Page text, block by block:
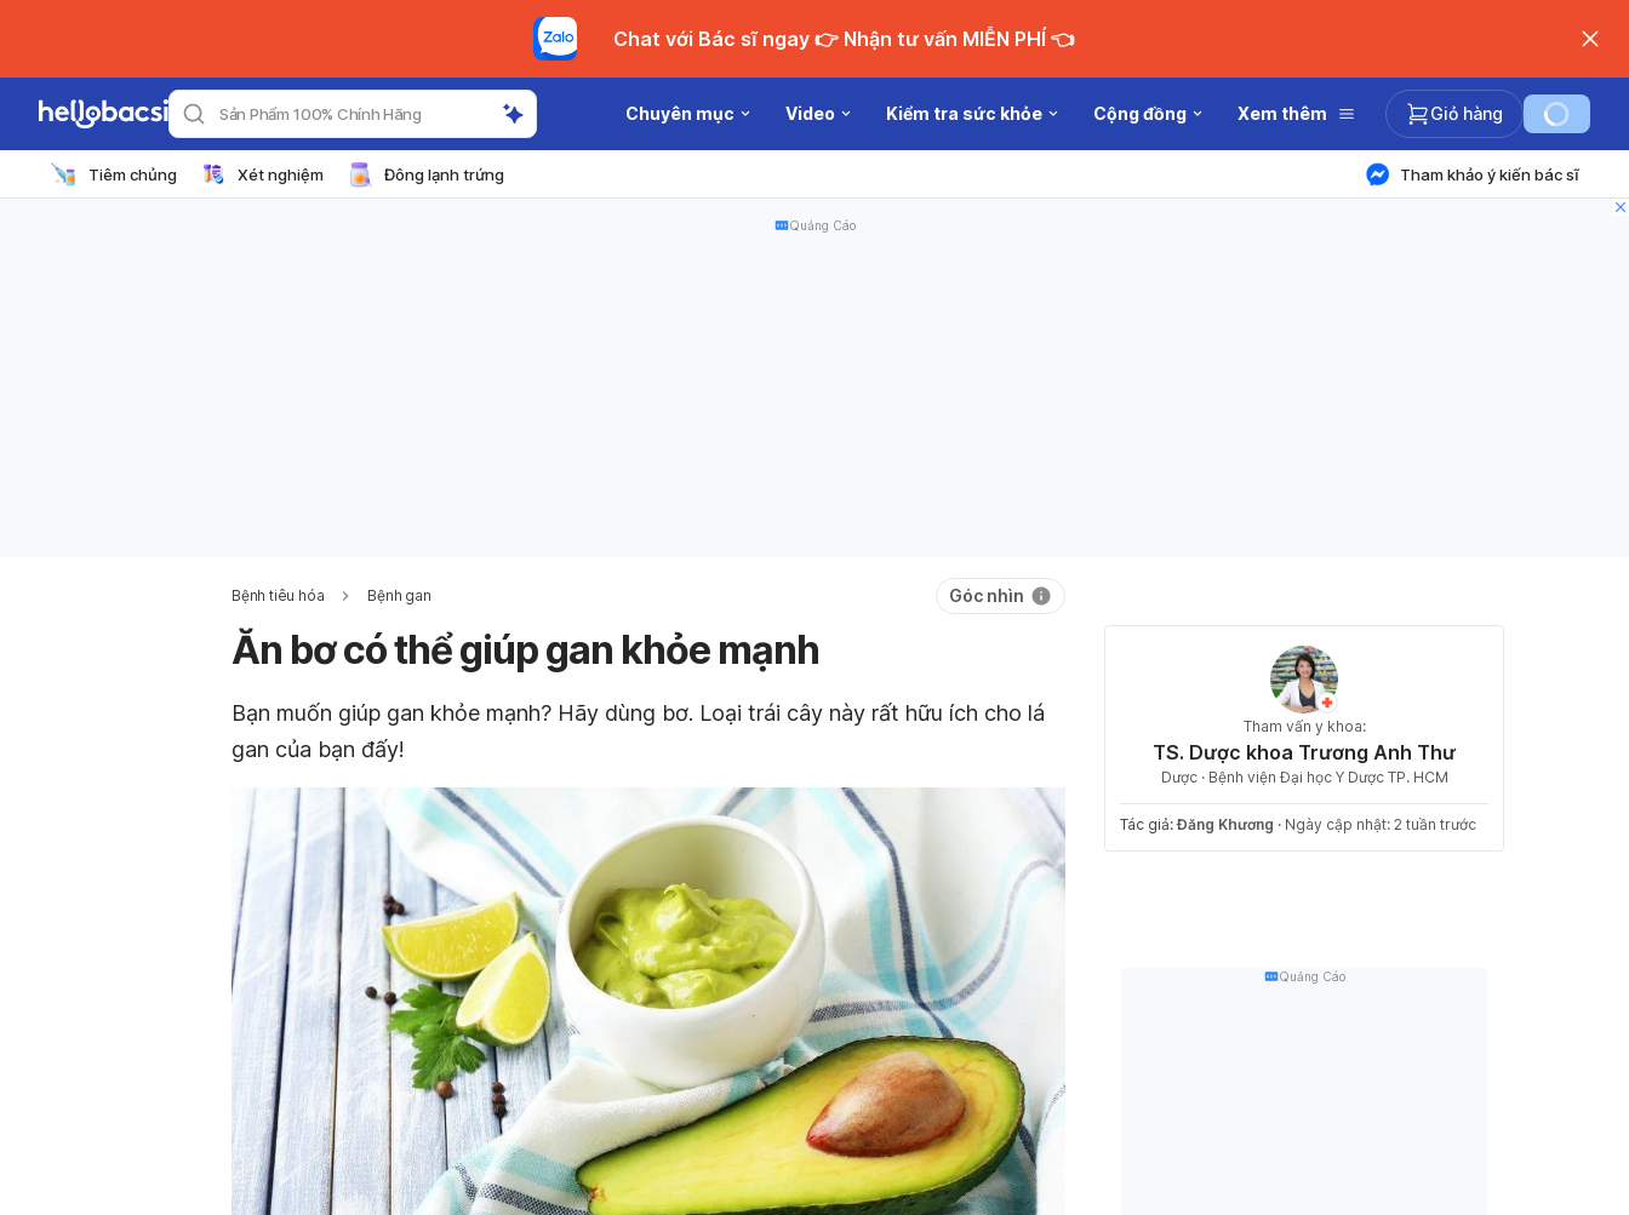
Chat với Bác sĩ ngay 👉 Nhận tư vấn MIỄN PHÍ 👈
Sản Phẩm 100% Chính Hãng Chuyên mục Video Kiểm tra sức khỏe Cộng đồng Xem thêm Giỏ hàng
Tiêm chủng Xét nghiệm Đông lạnh trứng Tham khảo ý kiến bác sĩ
Quảng Cáo
Bệnh tiêu hóa Bệnh gan Góc nhìn
Ăn bơ có thể giúp gan khỏe mạnh
Bạn muốn giúp gan khỏe mạnh? Hãy dùng bơ. Loại trái cây này rất hữu ích cho lá
gan của bạn đấy!
Tham vấn y khoa:
TS. Dược khoa Trương Anh Thư
Dược · Bệnh viện Đại học Y Dược TP. HCM
Tác giả:Đăng Khương · Ngày cập nhật: 2 tuần trước
Quảng Cáo